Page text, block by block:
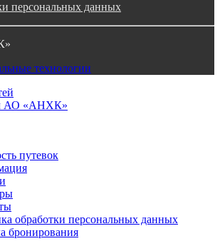
персональных данных
технологии
АО «АНХК»
путевок
обработки персональных данных
бронирования